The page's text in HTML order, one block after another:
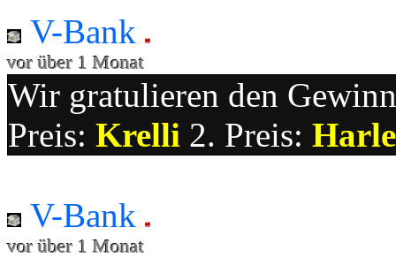
V-Bank
vor über 1 Monat
Wir gratulieren den
Preis: Krelli 2. Preis:
V-Bank
vor über 1 Monat